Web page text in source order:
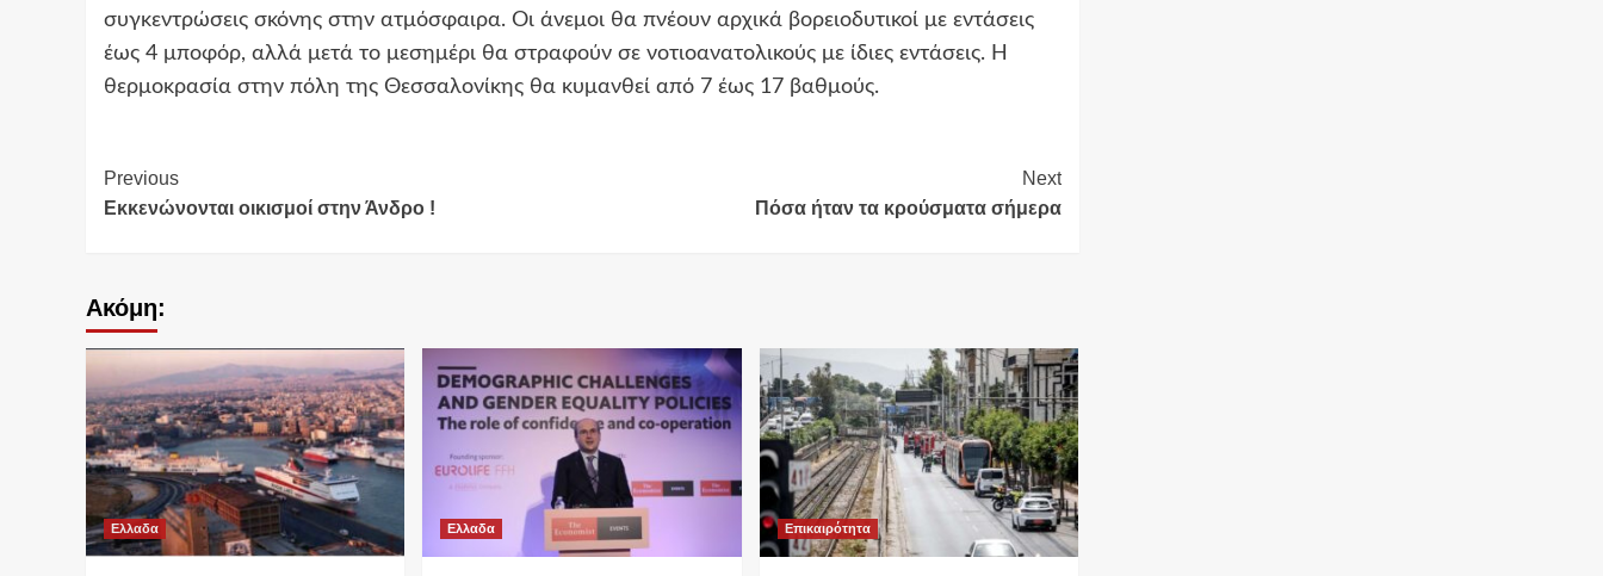
συγκεντρώσεις σκόνης στην ατμόσφαιρα. Οι άνεμοι θα πνέουν αρχικά βορειοδυτικοί με εντάσεις
έως 4 μποφόρ, αλλά μετά το μεσημέρι θα στραφούν σε νοτιοανατολικούς με ίδιες εντάσεις. Η
θερμοκρασία στην πόλη της Θεσσαλονίκης θα κυμανθεί από 7 έως 17 βαθμούς.
Continue
Reading
Previous
Εκκενώνονται οικισμοί στην Άνδρο !
Next
Πόσα ήταν τα κρούσματα σήμερα
Ακόμη:
Ελλαδα Ελλαδα Επικαιρότητα